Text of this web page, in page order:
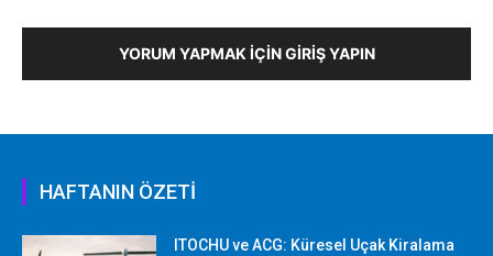
YORUM YAPMAK İÇIN GIRIŞ YAPIN
HAFTANIN ÖZETİ
ITOCHU ve ACG: Küresel Uçak Kiralama